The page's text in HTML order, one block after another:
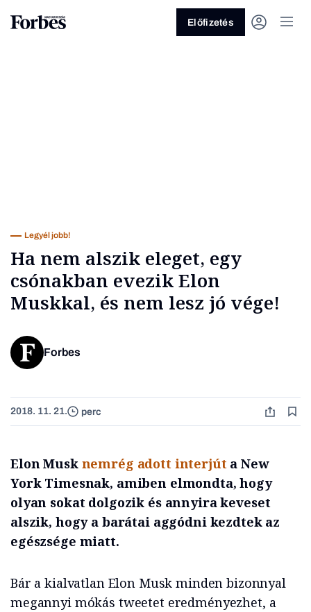
Üzlet
Előfizetés
Legyél jobb!
Ha nem alszik eleget, egy
csónakban evezik Elon
Muskkal, és nem lesz jó vége!
Forbes
2018. 11. 21. perc
Elon Musk nemrég adott interjúta New
York Timesnak, amiben elmondta, hogy
olyan sokat dolgozik és annyira keveset
alszik, hogy a barátai aggódni kezdtek az
egészsége miatt.
Bár a kialvatlan Elon Musk minden bizonnyal
megannyi mókás tweetet eredményezhet, a